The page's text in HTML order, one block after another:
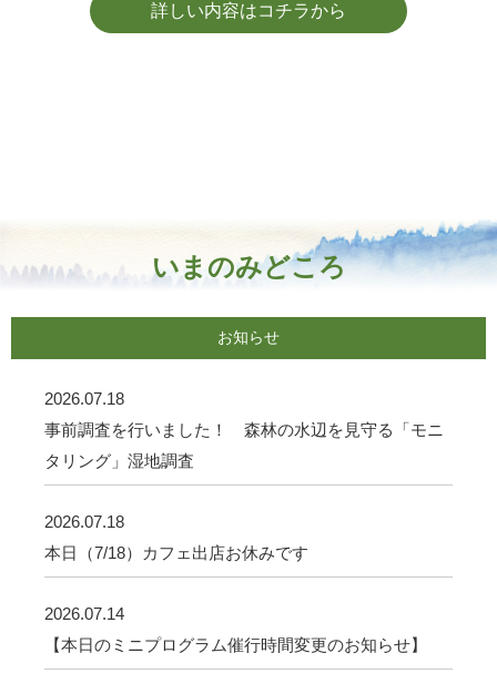
詳しい内容はコチラから
いまのみどころ
お知らせ
2026.07.18
事前調査を行いました！ 森林の水辺を見守る「モニ
タリング」湿地調査
2026.07.18
本日（7/18）カフェ出店お休みです
2026.07.14
【本日のミニプログラム催行時間変更のお知らせ】